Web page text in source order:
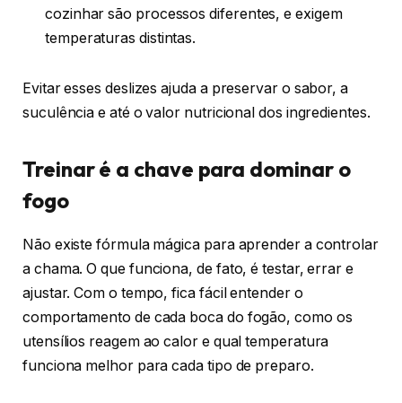
cozinhar são processos diferentes, e exigem
temperaturas distintas.
Evitar esses deslizes ajuda a preservar o sabor, a
suculência e até o valor nutricional dos ingredientes.
Treinar é a chave para dominar o
fogo
Não existe fórmula mágica para aprender a controlar
a chama. O que funciona, de fato, é testar, errar e
ajustar. Com o tempo, fica fácil entender o
comportamento de cada boca do fogão, como os
utensílios reagem ao calor e qual temperatura
funciona melhor para cada tipo de preparo.